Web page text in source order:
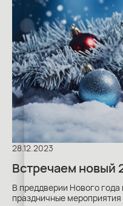
28.12.2023
Встречаем новый
В преддверии Нового
праздничные мероприятия